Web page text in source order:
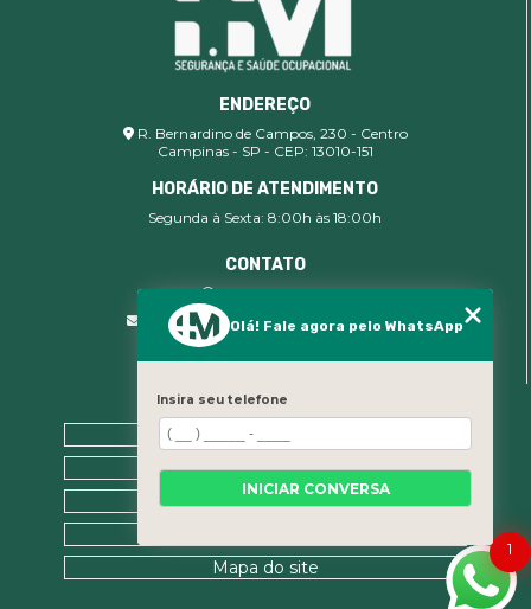
ENDEREÇO
R. Bernardino de Campos, 230 - Centro
Campinas - SP - CEP: 13010-151
HORÁRIO DE ATENDIMENTO
Segunda à Sexta: 8:00h às 18:00h
CONTATO
(19) 99400-9142
comercial@imsegocupacional.com.br
MENU
Home
Sobre nós
Contato
Mapa do site
1
Olá! Fale agora pelo WhatsApp
Insira seu telefone
INICIAR CONVERSA